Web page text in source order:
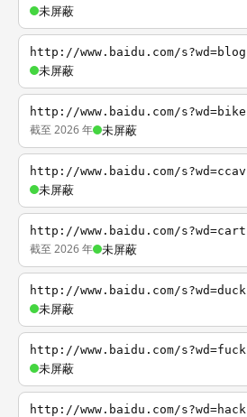
未屏蔽
http://www.baidu.com/s?wd=blog
未屏蔽
http://www.baidu.com/s?wd=bike
截至 2026 年 未屏蔽
http://www.baidu.com/s?wd=ccav
未屏蔽
http://www.baidu.com/s?wd=cart
截至 2026 年 未屏蔽
http://www.baidu.com/s?wd=duck
未屏蔽
http://www.baidu.com/s?wd=fuck
未屏蔽
http://www.baidu.com/s?wd=hack